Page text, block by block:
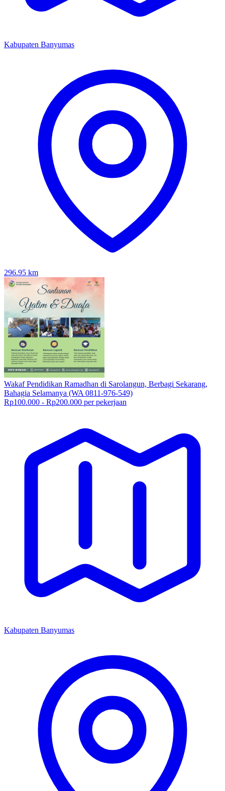
Kabupaten Banyumas
296.95 km
Wakaf Pendidikan Ramadhan di Sarolangun, Berbagi Sekarang,
Bahagia Selamanya (WA 0811-976-549)
Rp100.000 - Rp200.000 per pekerjaan
Kabupaten Banyumas